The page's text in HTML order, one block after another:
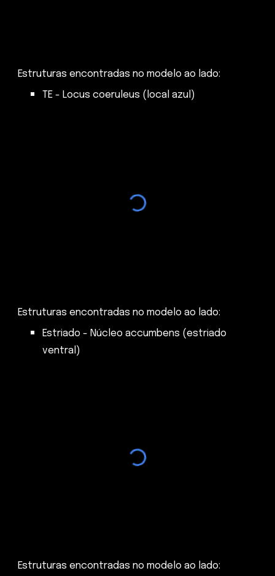
Estruturas encontradas no modelo ao lado:
TE - Locus coeruleus (local azul)
Estruturas encontradas no modelo ao lado:
Estriado - Núcleo accumbens (estriado
ventral)
Estruturas encontradas no modelo ao lado: